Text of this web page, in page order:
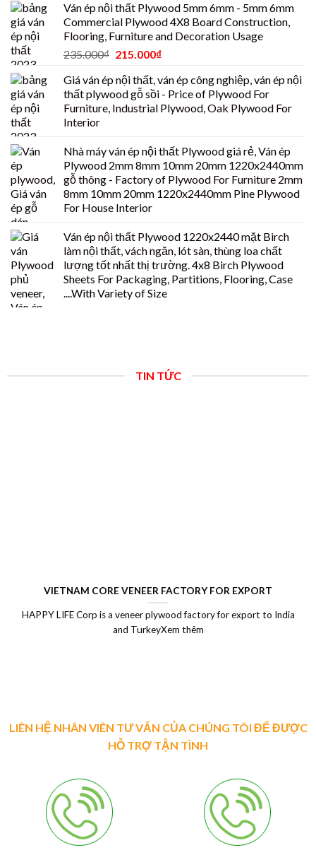
Ván ép nội thất Plywood 5mm 6mm - 5mm 6mm
Commercial Plywood 4X8 Board Construction,
Flooring, Furniture and Decoration Usage
235.000₫ 215.000₫
Giá ván ép nội thất, ván ép công nghiệp, ván ép nội
thất plywood gỗ sồi - Price of Plywood For
Furniture, Industrial Plywood, Oak Plywood For
Interior
Nhà máy ván ép nội thất Plywood giá rẻ, Ván ép
Plywood 2mm 8mm 10mm 20mm 1220x2440mm
gỗ thông - Factory of Plywood For Furniture 2mm
8mm 10mm 20mm 1220x2440mm Pine Plywood
For House Interior
Ván ép nội thất Plywood 1220x2440 mặt Birch
làm nội thất, vách ngăn, lót sàn, thùng loa chất
lượng tốt nhất thị trường. 4x8 Birch Plywood
Sheets For Packaging, Partitions, Flooring, Case
....With Variety of Size
TIN TỨC
VIETNAM CORE VENEER FACTORY FOR EXPORT
HAPPY LIFE Corp is a veneer plywood factory for export to India
and TurkeyXem thêm
LIÊN HỆ NHÂN VIÊN TƯ VẤN CỦA CHÚNG TÔI ĐỂ ĐƯỢC
HỖ TRỢ TẬN TÌNH